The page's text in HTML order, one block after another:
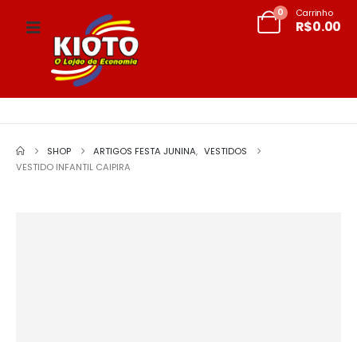
0 Carrinho
R$0.00
SHOP ARTIGOS FESTA JUNINA, VESTIDOS
VESTIDO INFANTIL CAIPIRA